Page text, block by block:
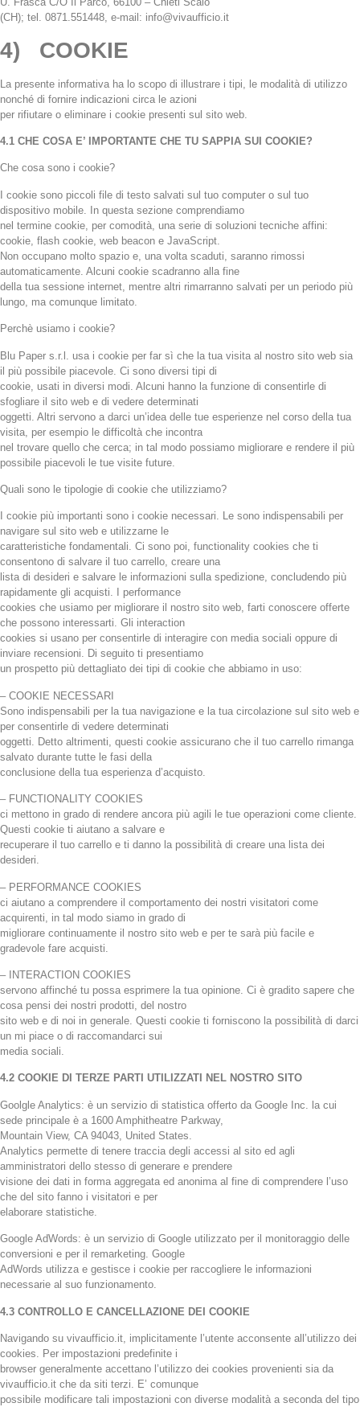
(CH); tel. 0871.551448, e-mail: info@vivaufficio.it
4) COOKIE
La presente informativa ha lo scopo di illustrare i tipi, le modalità di utilizzo
nonché di fornire indicazioni circa le azioni
per rifiutare o eliminare i cookie presenti sul sito web.
4.1 CHE COSA E’ IMPORTANTE CHE TU SAPPIA SUI COOKIE?
Che cosa sono i cookie?
I cookie sono piccoli file di testo salvati sul tuo computer o sul tuo
dispositivo mobile. In questa sezione comprendiamo
nel termine cookie, per comodità, una serie di soluzioni tecniche affini:
cookie, flash cookie, web beacon e JavaScript.
Non occupano molto spazio e, una volta scaduti, saranno rimossi
automaticamente. Alcuni cookie scadranno alla fine
della tua sessione internet, mentre altri rimarranno salvati per un periodo più
lungo, ma comunque limitato.
Perchè usiamo i cookie?
Blu Paper s.r.l. usa i cookie per far sì che la tua visita al nostro sito web sia
il più possibile piacevole. Ci sono diversi tipi di
cookie, usati in diversi modi. Alcuni hanno la funzione di consentirle di
sfogliare il sito web e di vedere determinati
oggetti. Altri servono a darci un’idea delle tue esperienze nel corso della tua
visita, per esempio le difficoltà che incontra
nel trovare quello che cerca; in tal modo possiamo migliorare e rendere il più
possibile piacevoli le tue visite future.
Quali sono le tipologie di cookie che utilizziamo?
I cookie più importanti sono i cookie necessari. Le sono indispensabili per
navigare sul sito web e utilizzarne le
caratteristiche fondamentali. Ci sono poi, functionality cookies che ti
consentono di salvare il tuo carrello, creare una
lista di desideri e salvare le informazioni sulla spedizione, concludendo più
rapidamente gli acquisti. I performance
cookies che usiamo per migliorare il nostro sito web, farti conoscere offerte
che possono interessarti. Gli interaction
cookies si usano per consentirle di interagire con media sociali oppure di
inviare recensioni. Di seguito ti presentiamo
un prospetto più dettagliato dei tipi di cookie che abbiamo in uso:
– COOKIE NECESSARI
Sono indispensabili per la tua navigazione e la tua circolazione sul sito web e
per consentirle di vedere determinati
oggetti. Detto altrimenti, questi cookie assicurano che il tuo carrello rimanga
salvato durante tutte le fasi della
conclusione della tua esperienza d’acquisto.
– FUNCTIONALITY COOKIES
ci mettono in grado di rendere ancora più agili le tue operazioni come cliente.
Questi cookie ti aiutano a salvare e
recuperare il tuo carrello e ti danno la possibilità di creare una lista dei
desideri.
– PERFORMANCE COOKIES
ci aiutano a comprendere il comportamento dei nostri visitatori come
acquirenti, in tal modo siamo in grado di
migliorare continuamente il nostro sito web e per te sarà più facile e
gradevole fare acquisti.
– INTERACTION COOKIES
servono affinché tu possa esprimere la tua opinione. Ci è gradito sapere che
cosa pensi dei nostri prodotti, del nostro
sito web e di noi in generale. Questi cookie ti forniscono la possibilità di darci
un mi piace o di raccomandarci sui
media sociali.
4.2 COOKIE DI TERZE PARTI UTILIZZATI NEL NOSTRO SITO
Goolgle Analytics: è un servizio di statistica offerto da Google Inc. la cui
sede principale è a 1600 Amphitheatre Parkway,
Mountain View, CA 94043, United States.
Analytics permette di tenere traccia degli accessi al sito ed agli
amministratori dello stesso di generare e prendere
visione dei dati in forma aggregata ed anonima al fine di comprendere l’uso
che del sito fanno i visitatori e per
elaborare statistiche.
Google AdWords: è un servizio di Google utilizzato per il monitoraggio delle
conversioni e per il remarketing. Google
AdWords utilizza e gestisce i cookie per raccogliere le informazioni
necessarie al suo funzionamento.
4.3 CONTROLLO E CANCELLAZIONE DEI COOKIE
Navigando su vivaufficio.it, implicitamente l’utente acconsente all’utilizzo dei
cookies. Per impostazioni predefinite i
browser generalmente accettano l’utilizzo dei cookies provenienti sia da
vivaufficio.it che da siti terzi. E’ comunque
possibile modificare tali impostazioni con diverse modalità a seconda del tipo